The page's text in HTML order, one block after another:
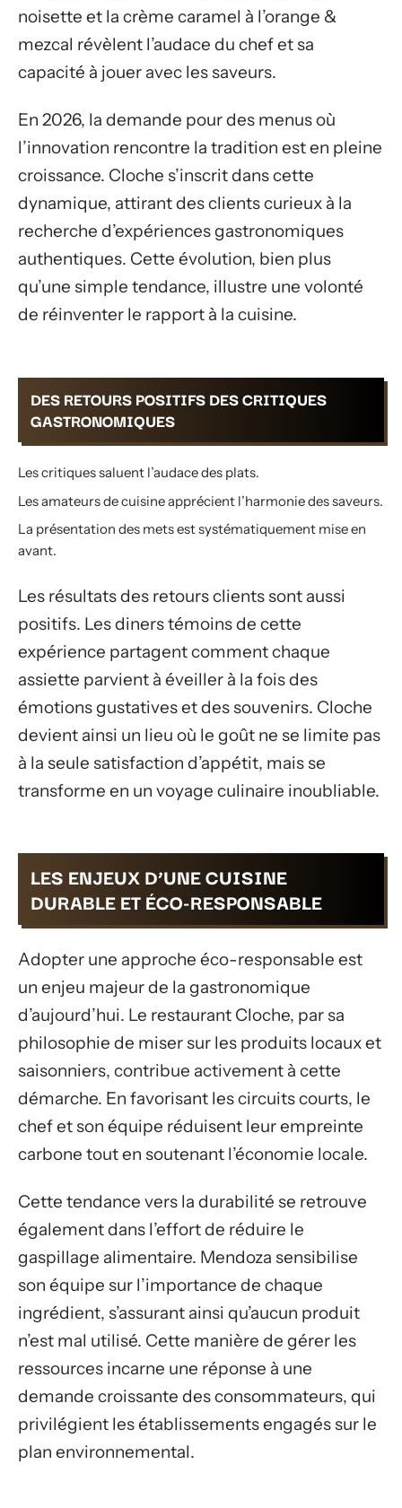
noisette et la crème caramel à l’orange &
mezcal révèlent l’audace du chef et sa
capacité à jouer avec les saveurs.
En 2026, la demande pour des menus où
l’innovation rencontre la tradition est en pleine
croissance. Cloche s’inscrit dans cette
dynamique, attirant des clients curieux à la
recherche d’expériences gastronomiques
authentiques. Cette évolution, bien plus
qu’une simple tendance, illustre une volonté
de réinventer le rapport à la cuisine.
DES RETOURS POSITIFS DES CRITIQUES
GASTRONOMIQUES
Les critiques saluent l’audace des plats.
Les amateurs de cuisine apprécient l’harmonie des saveurs.
La présentation des mets est systématiquement mise en
avant.
Les résultats des retours clients sont aussi
positifs. Les diners témoins de cette
expérience partagent comment chaque
assiette parvient à éveiller à la fois des
émotions gustatives et des souvenirs. Cloche
devient ainsi un lieu où le goût ne se limite pas
à la seule satisfaction d’appétit, mais se
transforme en un voyage culinaire inoubliable.
LES ENJEUX D’UNE CUISINE
DURABLE ET ÉCO-RESPONSABLE
Adopter une approche éco-responsable est
un enjeu majeur de la gastronomique
d’aujourd’hui. Le restaurant Cloche, par sa
philosophie de miser sur les produits locaux et
saisonniers, contribue activement à cette
démarche. En favorisant les circuits courts, le
chef et son équipe réduisent leur empreinte
carbone tout en soutenant l’économie locale.
Cette tendance vers la durabilité se retrouve
également dans l’effort de réduire le
gaspillage alimentaire. Mendoza sensibilise
son équipe sur l’importance de chaque
ingrédient, s’assurant ainsi qu’aucun produit
n’est mal utilisé. Cette manière de gérer les
ressources incarne une réponse à une
demande croissante des consommateurs, qui
privilégient les établissements engagés sur le
plan environnemental.